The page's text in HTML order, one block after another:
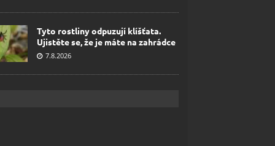
Tyto rostliny odpuzují klíšťata.
Ujistěte se, že je máte na zahrádce
7.8.2026